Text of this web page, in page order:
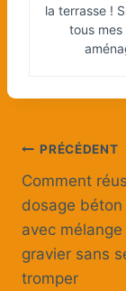
la terrasse !
tous
de
l’article
PRÉCÉDENT
Comment
dosage
avec
gravier sans
tromper